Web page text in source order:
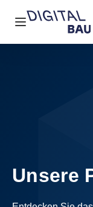
Navigation öffnen
Unsere